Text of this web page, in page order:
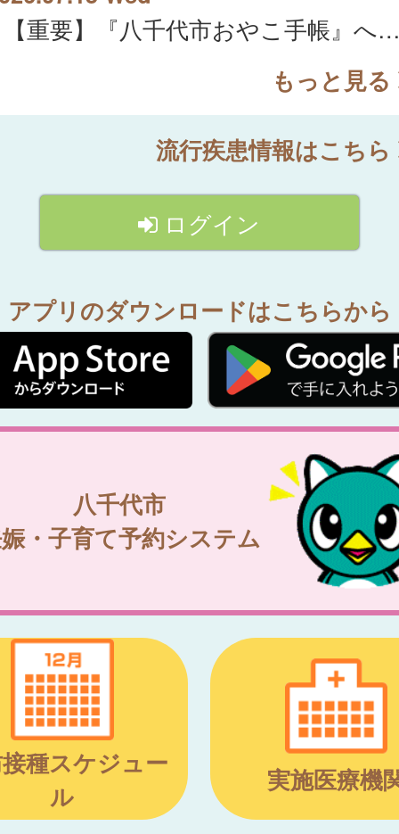
【重要】『八千代市おやこ手帳』
もっと見る
流行疾患情報はこちら
ログイン
アプリのダウンロードはこちらから
八千代市
・子育て予約システム
種スケジュー
ル
実施医療機